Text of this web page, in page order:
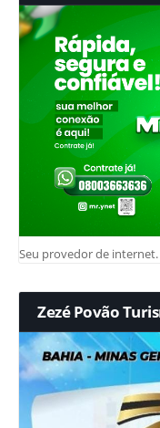
Seu provedor de internet.
Zezé Povão